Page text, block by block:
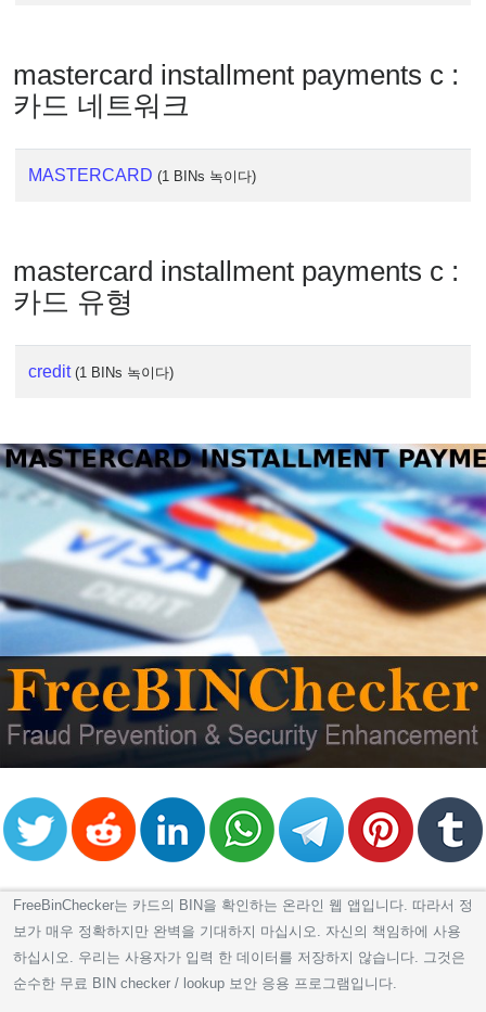
Lookup
IP
mastercard installment payments c :
카드 네트워크
MASTERCARD (1 BINs 녹이다)
mastercard installment payments c :
카드 유형
credit (1 BINs 녹이다)
FreeBinChecker는 카드의 BIN을 확인하는 온라인 웹 앱입니다. 따라서 정
보가 매우 정확하지만 완벽을 기대하지 마십시오. 자신의 책임하에 사용
하십시오. 우리는 사용자가 입력 한 데이터를 저장하지 않습니다. 그것은
순수한 무료 BIN checker / lookup 보안 응용 프로그램입니다.